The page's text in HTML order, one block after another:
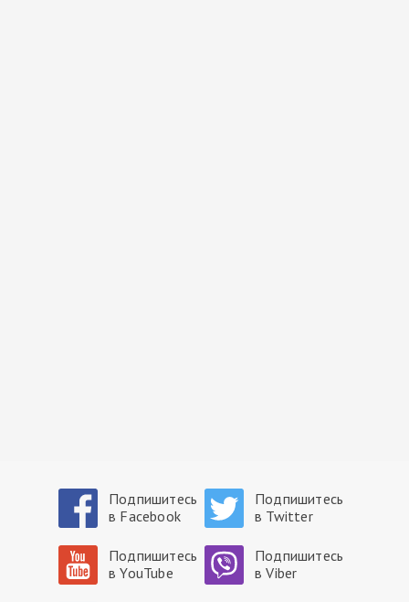
Подпишитесь
в Facebook
Подпишитесь
в Twitter
Подпишитесь
в YouTube
Подпишитесь
в Viber